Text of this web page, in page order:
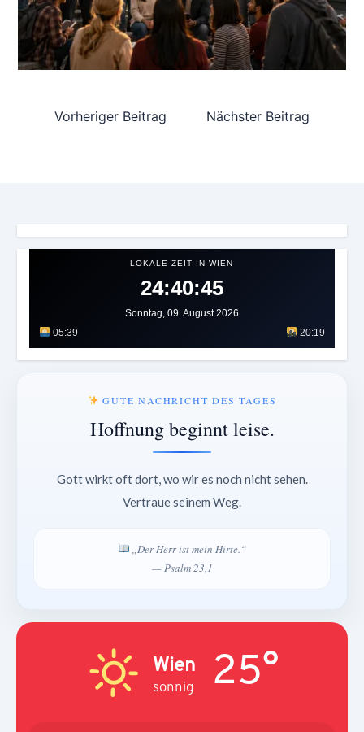
Vorheriger Beitrag Nächster Beitrag
LOKALE ZEIT IN WIEN
24:40:49
Sonntag, 09. August 2026
05:39
20:19
GUTE NACHRICHT DES TAGES
Hoffnung beginnt leise.
Gott wirkt oft dort, wo wir es noch nicht sehen.
Vertraue seinem Weg.
„Der Herr ist mein Hirte.“
— Psalm 23,1
Wien
sonnig 25°